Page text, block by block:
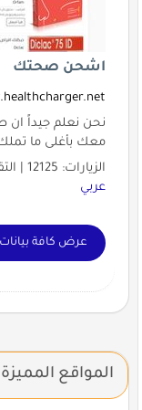
اشحن صحتك
نحن نعلم جيداً ان
معك بأغلى ما
الزيارات: 12125 | التقييم: 0 | المقيّمين: 0 | الدولة:
عربي
عرض كافة بيانات
المواقع المميزة